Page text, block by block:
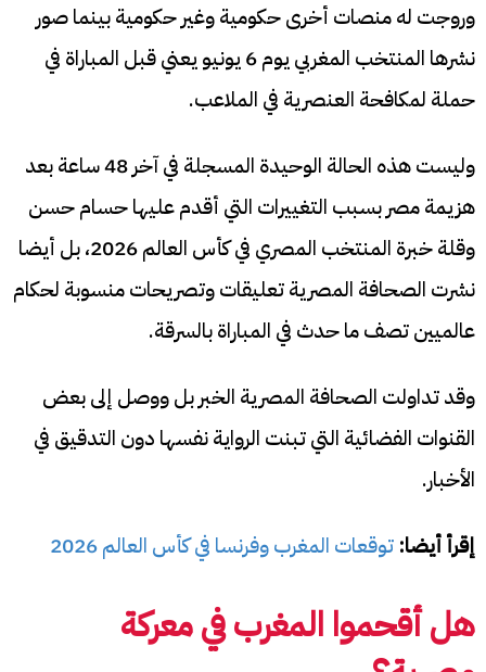
وروجت له منصات أخرى حكومية وغير حكومية بينما صور
نشرها المنتخب المغربي يوم 6 يونيو يعني قبل المباراة في
حملة لمكافحة العنصرية في الملاعب.
وليست هذه الحالة الوحيدة المسجلة في آخر 48 ساعة بعد
هزيمة مصر بسبب التغييرات التي أقدم عليها حسام حسن
وقلة خبرة المنتخب المصري في كأس العالم 2026، بل أيضا
نشرت الصحافة المصرية تعليقات وتصريحات منسوبة لحكام
عالميين تصف ما حدث في المباراة بالسرقة.
وقد تداولت الصحافة المصرية الخبر بل ووصل إلى بعض
القنوات الفضائية التي تبنت الرواية نفسها دون التدقيق في
الأخبار.
إقرأ أيضا: توقعات المغرب وفرنسا في كأس العالم 2026
هل أقحموا المغرب في معركة